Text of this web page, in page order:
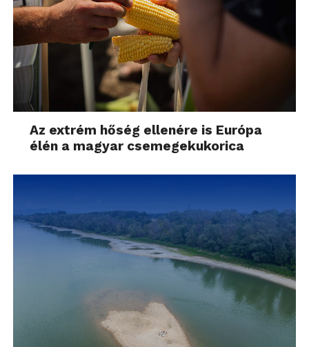
Az extrém hőség ellenére is Európa
élén a magyar csemegekukorica